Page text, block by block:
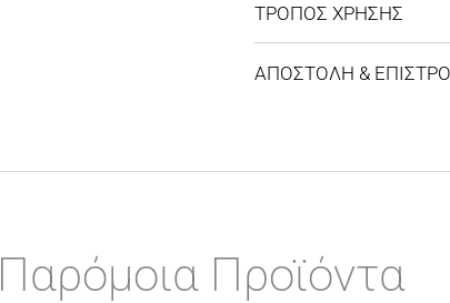
ΤΡΟΠΟΣ ΧΡΗΣΗΣ
ξεπλύνετε καλά.
ΑΠΟΣΤΟΛΗ &
Έξοδα αποστολής3,99
Αποστολή σε
Αποστολή σε
Παρόμοια Προϊόντα